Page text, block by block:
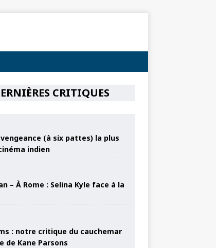
CRITIQUES
vengeance (à six pattes) la plus
indien
– À Rome : Selina Kyle face à la
: notre critique du cauchemar
de Kane Parsons